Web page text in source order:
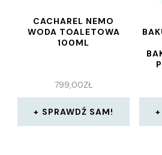
CACHAREL NEMO
WODA TOALETOWA
100ML
799,00ZŁ
SPRAWDŹ SAM!